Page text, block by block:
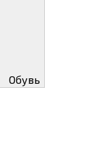
Обувь